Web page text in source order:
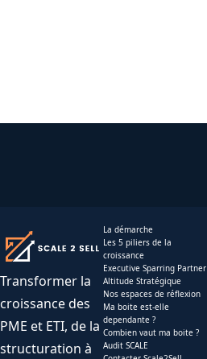
Transformer la
croissance des
PME et ETI, de la
structuration à
La démarche
Les 5 piliers de la
croissance
Executive Sparring Partner
Altitude Stratégique
Nos espaces de réflexion
Ma boite est-elle
dependante ?
Combien vaut ma boite ?
Audit SCALE